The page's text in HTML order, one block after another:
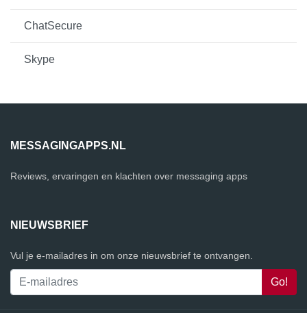
ChatSecure
Skype
MESSAGINGAPPS.NL
Reviews, ervaringen en klachten over messaging apps
NIEUWSBRIEF
Vul je e-mailadres in om onze nieuwsbrief te ontvangen.